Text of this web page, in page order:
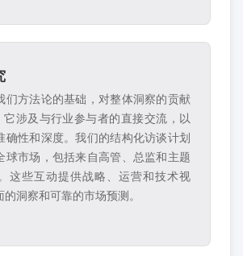
们方法论的基础，对整体洞察的贡献
它涉及与行业参与者的直接交流，以
确性和深度。我们的结构化访谈计划
球市场，包括来自高管、总监和主题
这些互动提供战略、运营和技术视
洞察和可靠的市场预测。